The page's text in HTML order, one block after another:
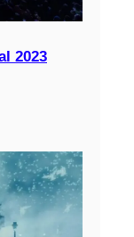
2023